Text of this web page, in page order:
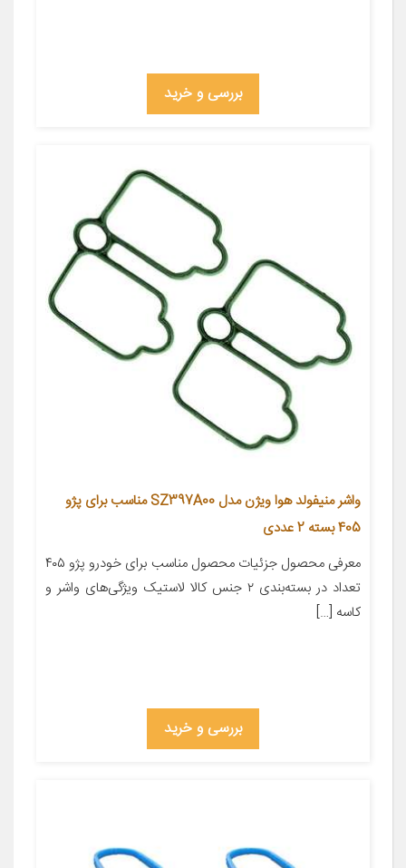
بررسی و خرید
واشر منیفولد هوا ویژن مدل SZ397A00 مناسب برای پژو
405 بسته 2 عددی
معرفی محصول جزئیات محصول مناسب برای خودرو پژو ۴۰۵
تعداد در بسته‌بندی ۲ جنس کالا لاستیک ویژگی‌های واشر و
کاسه […]
بررسی و خرید